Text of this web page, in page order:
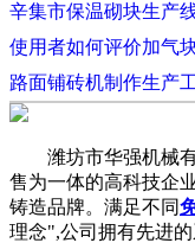
辛集市保温砌块生产
使用者如何评价加气
路面铺砖机制作生产
潍坊市华强机械有
售为一体的高科技企
铸造品牌。满足不同
理念",公司拥有先进